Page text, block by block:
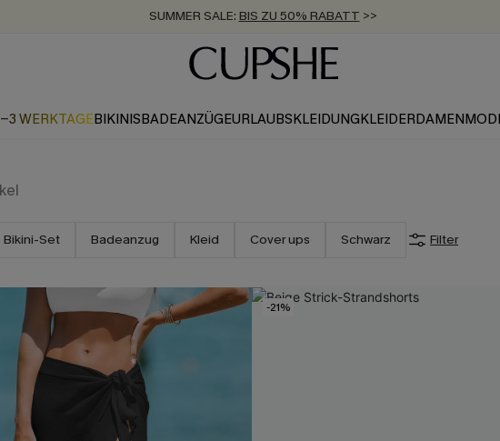
SUMMER SALE: BIS ZU 50% RABATT >>
ZUM NEWSLETTER:BIS ZU -20% EXTRA ERHALTEN
KOSTENLOSER VERSAND AB 89 €
3 WERKTAGEBIKINISBADEANZÜGEURLAUBSKLEIDUNGKLEIDER
Bikini-Set Badeanzug Kleid Cover ups Schwarz Filter
-21%